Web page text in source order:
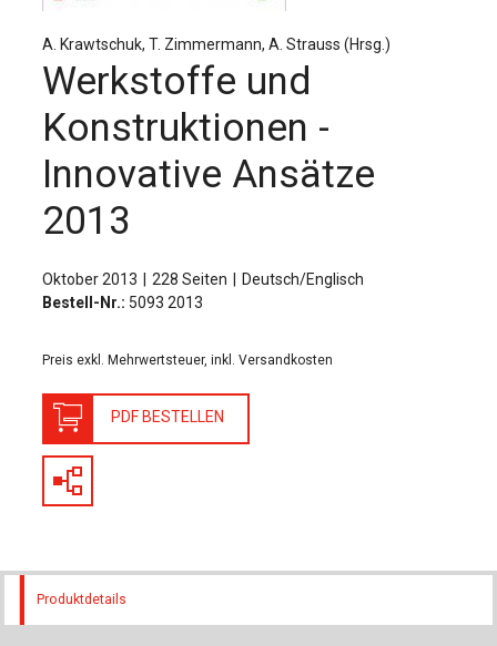
Sprache / Language: DE Sprache / Language: EN
A. Krawtschuk, T. Zimmermann, A. Strauss (Hrsg.)
Werkstoffe und
Konstruktionen -
Innovative Ansätze
2013
Oktober 2013 228 Seiten
Deutsch/Englisch
Bestell-Nr.: 5093 2013
Preis exkl. Mehrwertsteuer, inkl. Versandkosten
PDF BESTELLEN
Produktdetails